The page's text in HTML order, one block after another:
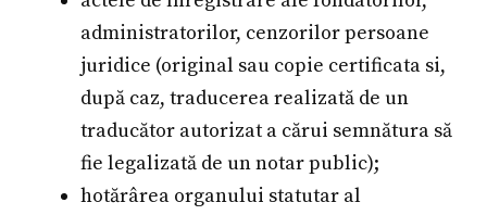
administratorilor, cenzorilor persoane
juridice (original sau copie certificata si,
după caz, traducerea realizată de un
traducător autorizat a cărui semnătura să
fie legalizată de un notar public);
hotărârea organului statutar al